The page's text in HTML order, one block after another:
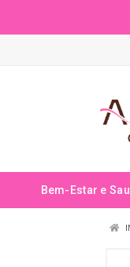
Bem-Estar e